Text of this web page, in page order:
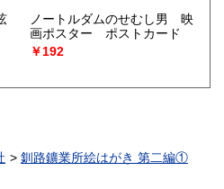
ノートルダムのせむし男 映
画ポスター ポストカード
￥192
釧路鑛業所絵はがき 第二編①